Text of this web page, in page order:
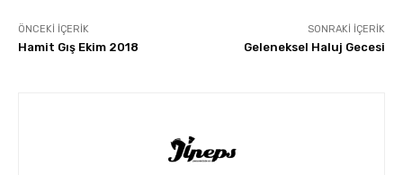
ÖNCEKI İÇERIK
Hamit Gış Ekim 2018
SONRAKI İÇERIK
Geleneksel Haluj Gecesi